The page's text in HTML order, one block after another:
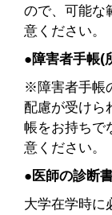
ので、可能な
意ください。
●障害者手帳(
※障害者手帳
配慮が受けら
帳をお持ちで
意ください。
●医師の診断
大学在学時に